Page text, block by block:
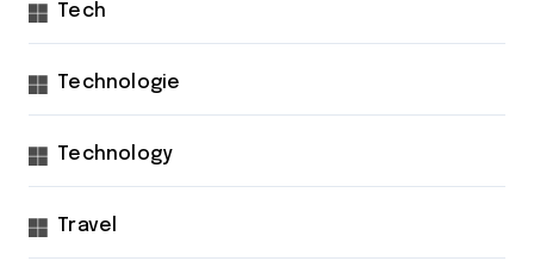
Tech
Technologie
Technology
Travel